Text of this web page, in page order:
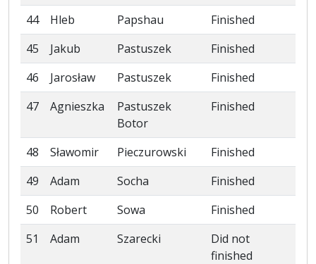
44
Hleb Papshau
Finished
45
Jakub Pastuszek
Finished
46
Jarosław Pastuszek
Finished
47
Agnieszka
Pastuszek
Botor
Finished
48 Sławomir Pieczurowski
Finished
49
Adam Socha
Finished
50
Robert Sowa
Finished
51
Adam Szarecki
Did not
finished